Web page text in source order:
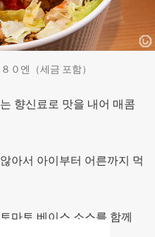
０엔（세금 포함）
향신료로 맛을 내어 매콤
아서 아이부터 어른까지 먹
마토 베이스 소스를 함께